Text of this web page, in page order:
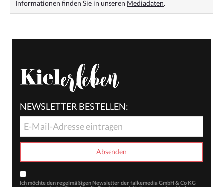
Informationen finden Sie in unseren Mediadaten.
NEWSLETTER BESTELLEN:
Ich möchte den regelmäßigen Newsletter der falkemedia GmbH & Co KG